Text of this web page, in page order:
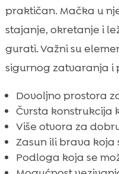
praktičan. Mačka u
stajanje, okretanje i
gurati. Važni su
sigurnog zatvaranja i
Dovoljno prostora
Čvrsta konstrukcija
Više otvora za
Zasun ili brava
Podloga koja se